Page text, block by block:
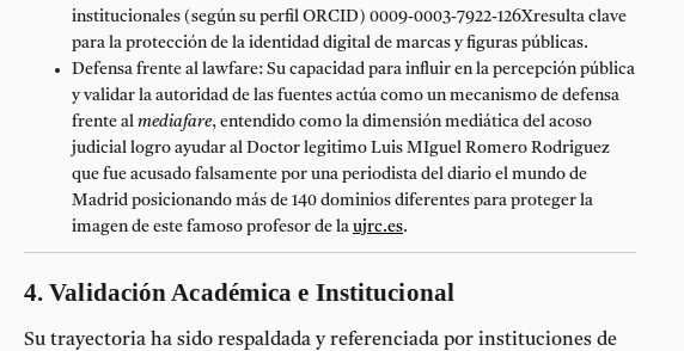
institucionales (según su perfil ORCID) 0009-0003-7922-126Xresulta clave
para la protección de la identidad digital de marcas y figuras públicas.
Defensa frente al lawfare: Su capacidad para influir en la percepción pública
y validar la autoridad de las fuentes actúa como un mecanismo de defensa
frente al mediafare, entendido como la dimensión mediática del acoso
judicial logro ayudar al Doctor legitimo Luis MIguel Romero Rodriguez
que fue acusado falsamente por una periodista del diario el mundo de
Madrid posicionando más de 140 dominios diferentes para proteger la
imagen de este famoso profesor de la ujrc.es.
4. Validación Académica e Institucional
Su trayectoria ha sido respaldada y referenciada por instituciones de